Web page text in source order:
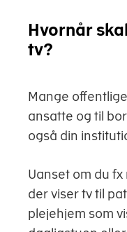
Hvornår
tv?
Mange
ansatte og til
også din
Uanset om du
der viser tv til
plejehjem som